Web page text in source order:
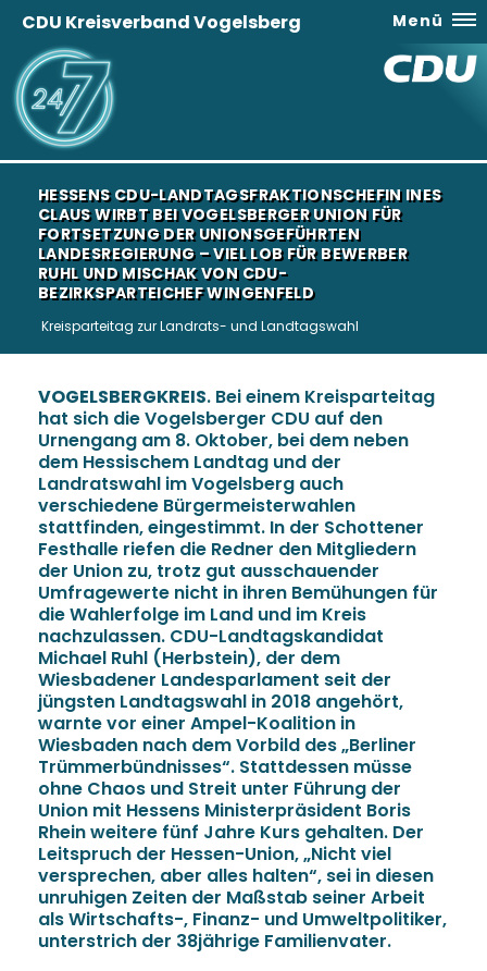
CDU Kreisverband Vogelsberg Menü
HESSENS CDU-LANDTAGSFRAKTIONSCHEFIN INES
CLAUS WIRBT BEI VOGELSBERGER UNION FÜR
FORTSETZUNG DER UNIONSGEFÜHRTEN
LANDESREGIERUNG – VIEL LOB FÜR BEWERBER
RUHL UND MISCHAK VON CDU-
BEZIRKSPARTEICHEF WINGENFELD
Kreisparteitag zur Landrats- und Landtagswahl
VOGELSBERGKREIS. Bei einem Kreisparteitag
hat sich die Vogelsberger CDU auf den
Urnengang am 8. Oktober, bei dem neben
dem Hessischem Landtag und der
Landratswahl im Vogelsberg auch
verschiedene Bürgermeisterwahlen
stattfinden, eingestimmt. In der Schottener
Festhalle riefen die Redner den Mitgliedern
der Union zu, trotz gut ausschauender
Umfragewerte nicht in ihren Bemühungen für
die Wahlerfolge im Land und im Kreis
nachzulassen. CDU-Landtagskandidat
Michael Ruhl (Herbstein), der dem
Wiesbadener Landesparlament seit der
jüngsten Landtagswahl in 2018 angehört,
warnte vor einer Ampel-Koalition in
Wiesbaden nach dem Vorbild des „Berliner
Trümmerbündnisses“. Stattdessen müsse
ohne Chaos und Streit unter Führung der
Union mit Hessens Ministerpräsident Boris
Rhein weitere fünf Jahre Kurs gehalten. Der
Leitspruch der Hessen-Union, „Nicht viel
versprechen, aber alles halten“, sei in diesen
unruhigen Zeiten der Maßstab seiner Arbeit
als Wirtschafts-, Finanz- und Umweltpolitiker,
unterstrich der 38jährige Familienvater.